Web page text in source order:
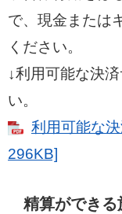
で、現金または
ください。
↓利用可能な決
い。
利用可能な
296KB]
精算ができる